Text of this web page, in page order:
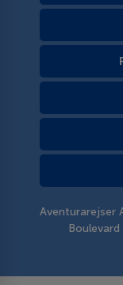
Aventurarejser